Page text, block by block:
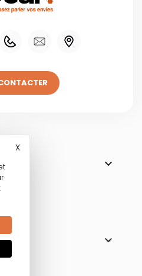


XMasquer le bandeau des